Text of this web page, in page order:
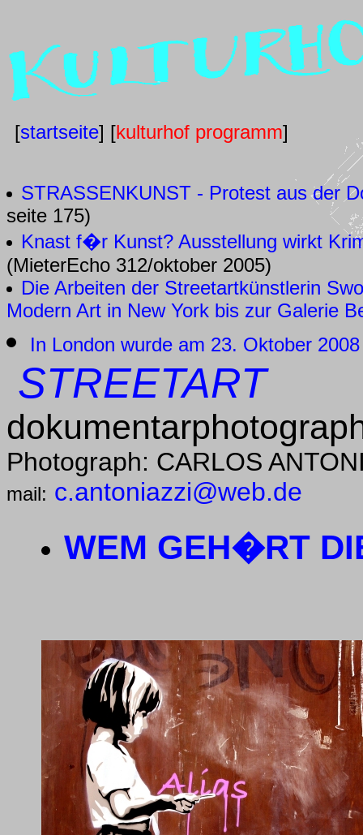
[startseite] [kulturhof programm]
STRASSENKUNST - Protest aus der
seite 175)
Knast f�r Kunst? Ausstellung wirkt
(MieterEcho 312/oktober 2005)
Die Arbeiten der Streetartkünstlerin
Modern Art in New York bis zur Galerie
In London wurde am 23. Oktober
STREETART
Photograph: CARLOS
mail: c.antoniazzi@web.de
WEM GEH�RT